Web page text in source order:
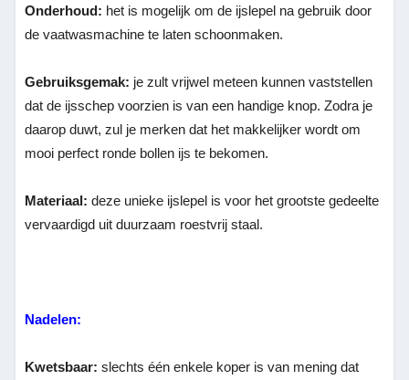
Onderhoud: het is mogelijk om de ijslepel na gebruik door
de vaatwasmachine te laten schoonmaken.
Gebruiksgemak: je zult vrijwel meteen kunnen vaststellen
dat de ijsschep voorzien is van een handige knop. Zodra je
daarop duwt, zul je merken dat het makkelijker wordt om
mooi perfect ronde bollen ijs te bekomen.
Materiaal:deze unieke ijslepel is voor het grootste gedeelte
vervaardigd uit duurzaam roestvrij staal.
Nadelen:
Kwetsbaar:slechts één enkele koper is van mening dat